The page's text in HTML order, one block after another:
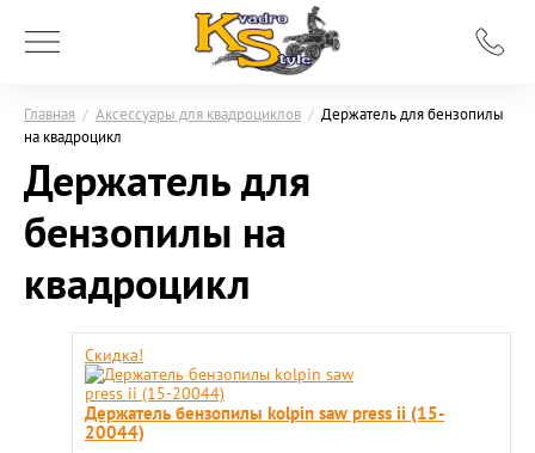
Главная / Аксессуары для квадроциклов / Держатель для бензопилы
на квадроцикл
Держатель для
бензопилы на
квадроцикл
Скидка!
Держатель бензопилы kolpin saw press ii (15-
20044)